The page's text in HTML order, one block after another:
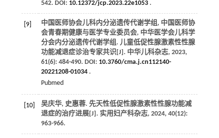
542. DOI: 10.12372/jcp.2023.22e1053.
[9]
中国医师协会儿科内分泌遗传代谢学组, 中国医师协
会青春期健康与医学专业委员会, 中华医学会儿科学
分会内分泌遗传代谢学组. 儿童低促性腺激素性性腺
功能减退症诊治专家共识[J]. 中华儿科杂志, 2023,
61(6): 484-490. DOI: 10.3760/cma.j.cn112140-
20221208-01034.
Pubmed
[10]
吴庆华, 史惠蓉. 先天性低促性腺激素性性腺功能减
退症的治疗进展[J]. 实用妇产科杂志, 2024, 40(12):
963-966.